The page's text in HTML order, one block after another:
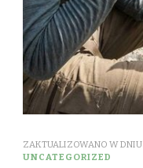
ZAKTUALIZOWANO W DNIU
UNCATEGORIZED